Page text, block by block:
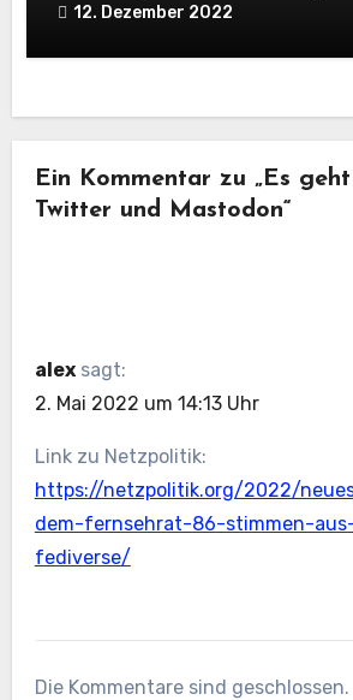
12. Dezember 2022
Ein Kommentar zu „Es
Twitter und Mastodon“
alex sagt:
2. Mai 2022 um 14:13 Uhr
Link zu Netzpolitik:
https://netzpolitik.org/2022/
dem-fernsehrat-86-stimmen-
fediverse/
Die Kommentare sind geschlossen.